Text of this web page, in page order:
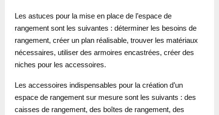
Les astuces pour la mise en place de l’espace de
rangement sont les suivantes : déterminer les besoins de
rangement, créer un plan réalisable, trouver les matériaux
nécessaires, utiliser des armoires encastrées, créer des
niches pour les accessoires.
Les accessoires indispensables pour la création d’un
espace de rangement sur mesure sont les suivants : des
caisses de rangement, des boîtes de rangement, des